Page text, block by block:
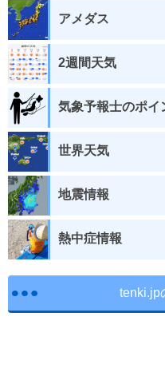
アメダス
2週間天気
気象予報士のポイ
世界天気
地震情報
熱中症情報
tenki.jp